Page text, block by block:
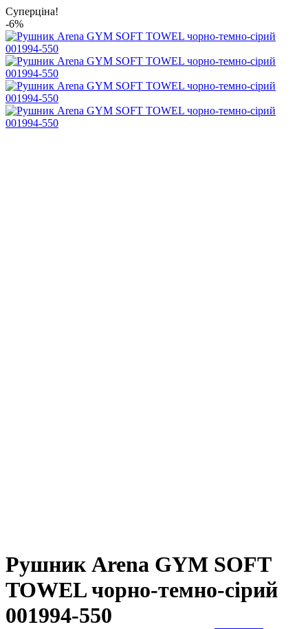
Суперціна!
-6%
Рушник Arena GYM SOFT
TOWEL чорно-темно-сірий
001994-550